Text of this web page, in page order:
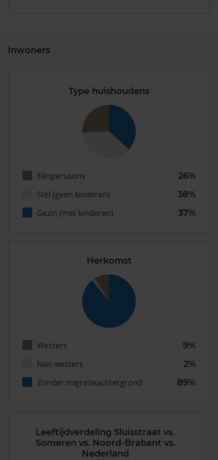
Inwoners
Type huishoudens
Eénpersoons
26%
Stel (geen kinderen)
38%
Gezin (met kinderen)
37%
Herkomst
Westers
9%
Niet-westers
2%
Zonder migratieachtergrond
89%
Leeftijdverdeling Sluisstraat vs.
Someren vs. Noord-Brabant vs.
Nederland